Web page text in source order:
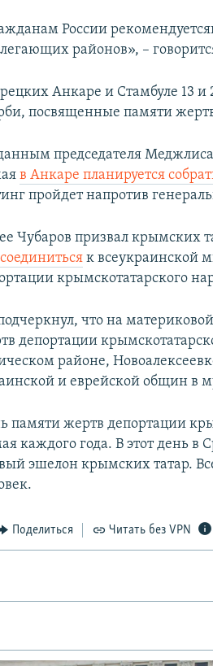
России
районов», –
Анкаре и Стамбуле 13
посвященные памяти
председателя
в Анкаре планируется
пройдет напротив
Чубаров призвал крымских
к всеукраинской
крымскотатарского
что на
депортации
районе,
и еврейской общин в
памяти жертв депортации
каждого года. В этот день
эшелон крымских татар.
Поделиться Читать без VPN